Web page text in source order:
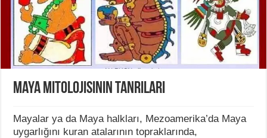
Maya Mitolojisinin Tanrıları
Mayalar ya da Maya halkları, Mezoamerika’da Maya
uygarlığını kuran atalarının topraklarında,